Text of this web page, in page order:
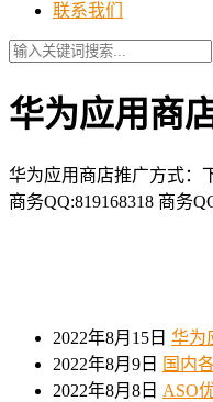
联系我们
华为应用商
华为应用商店推广方式：
商务QQ:819168318 商务
2022年8月15日 华为
2022年8月9日
国内
2022年8月8日 ASO